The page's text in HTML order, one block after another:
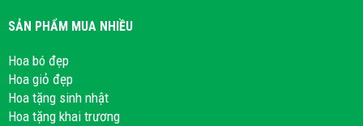
SẢN PHẨM MUA NHIỀU
Hoa bó đẹp
Hoa giỏ đẹp
Hoa tặng sinh nhật
Hoa tặng khai trương